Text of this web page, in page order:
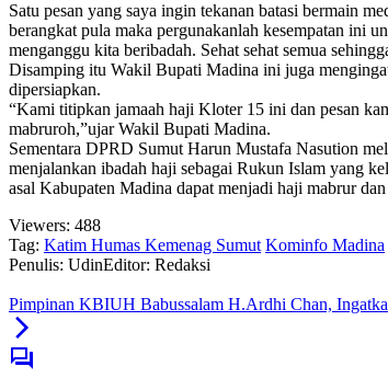
Satu pesan yang saya ingin tekanan batasi bermain
berangkat pula maka pergunakanlah kesempatan ini
menganggu kita beribadah. Sehat sehat semua
Disamping itu Wakil Bupati Madina ini juga
dipersiapkan.
“Kami titipkan jamaah haji Kloter 15 ini dan pesan
mabruroh,”ujar Wakil Bupati Madina.
Sementara DPRD Sumut Harun Mustafa Nasution
menjalankan ibadah haji sebagai Rukun Islam yang
asal Kabupaten Madina dapat menjadi haji mabrur
Viewers: 488
Tag: Katim Humas Kemenag Sumut Kominfo Madina
Penulis: UdinEditor: Redaksi
Pimpinan KBIUH Babussalam H.Ardhi Chan,